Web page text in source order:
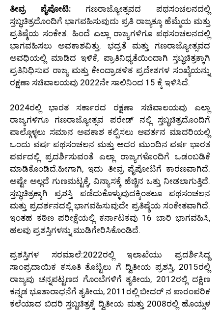
ತೀವ್ರ ಪೈಪೋಟಿ:ಗಣರಾಜ್ಯೋತ್ಸವದ ಪಥಸಂಚಲನದಲ್ಲಿ
ಸ್ತಬ್ಧಚಿತ್ರದೊಂದಿಗೆ ಭಾಗವಹಿಸುವುದು ಪ್ರತಿ ರಾಜ್ಯಕ್ಕೂ ಹೆಮ್ಮೆಯ ಮತ್ತು
ಪ್ರತಿಷ್ಠೆಯ ಸಂಕೇತ. ಹಿಂದೆ ಎಲ್ಲಾ ರಾಜ್ಯಗಳಿಗೂ ಪಥಸಂಚಲನದಲ್ಲಿ
ಭಾಗವಹಿಸಲು ಅವಕಾಶವಿತ್ತು. ಭದ್ರತೆ ಮತ್ತು ಗಣರಾಜ್ಯೋತ್ಸವದ
ಅವಧಿಯಲ್ಲಿ ಮಾಡಿದ ಇಳಿಕೆ, ಪ್ರಾತಿನಿಧ್ಯತೆಯಿಂದಾಗಿ ಸ್ತಬ್ಧಚಿತ್ರಕ್ಕಾಗಿ
ಪ್ರತಿನಿಧಿಸುವ ರಾಜ್ಯ ಮತ್ತು ಕೇಂದ್ರಾಡಳಿತ ಪ್ರದೇಶಗಳ ಸಂಖ್ಯೆಯನ್ನು
ರಕ್ಷಣಾ ಸಚಿವಾಲಯವು 2022ನೇ ಸಾಲಿನಿಂದ 15 ಕ್ಕೆ ಇಳಿಸಿದೆ.
2024ರಲ್ಲಿ ಭಾರತ ಸರ್ಕಾರದ ರಕ್ಷಣಾ ಸಚಿವಾಲಯವು ಎಲ್ಲಾ
ರಾಜ್ಯಗಳಿಗೂ ಗಣರಾಜ್ಯೋತ್ಸವ ಪರೇಡ್ ನಲ್ಲಿ ಸ್ತಬ್ಧಚಿತ್ರದೊಂದಿಗೆ
ಪಾಲ್ಗೊಳ್ಳಲು ಸಮಾನ ಅವಕಾಶ ಕಲ್ಪಿಸಲು ಆವರ್ತನ ಮಾದರಿಯಲ್ಲಿ
ಒಂದು ವರ್ಷ ಪಥಸಂಚಲನ ಮತ್ತು ಅದರ ಮುಂದಿನ ವರ್ಷ ಭಾರತ
ಪರ್ವದಲ್ಲಿ ಪ್ರದರ್ಶಿಸುವಂತೆ ಎಲ್ಲಾ ರಾಜ್ಯಗಳೊಂದಿಗೆ ಒಡಂಬಡಿಕೆ
ಮಾಡಿಕೊಂಡಿದೆ.ಹೀಗಾಗಿ, ಇದು ತೀವ್ರ ಪೈಪೋಟಿಗೆ ಕಾರಣವಾಗಿದೆ.
ಅಷ್ಟೇ ಅಲ್ಲದೆ ಗುಣಮಟ್ಟಕ್ಕೆ, ವಿನ್ಯಾಸಕ್ಕೆ ಹೆಚ್ಚಿನ ಒತ್ತು ನೀಡಲಾಗುತ್ತಿದೆ.
ಸ್ತಬ್ಧಚಿತ್ರಕ್ಕಾಗಿ ಪ್ರಶಸ್ತಿ ಪಡೆದುಕೊಳ್ಳುವುದಕ್ಕಿಂತಲೂ ಪಥಸಂಚಲನ
ಮತ್ತು ಪ್ರದರ್ಶನದಲ್ಲಿ ಭಾಗವಹಿಸುವುದೇ ಪ್ರತಿಷ್ಠೆಯ ಸಂಕೇತವಾಗಿದೆ.
ಇಂತಹ ಕಠಿಣ ಪರೀಕ್ಷೆಯಲ್ಲಿ ಕರ್ನಾಟಕವು 16 ಬಾರಿ ಭಾಗವಹಿಸಿ,
ಹಲವು ಪ್ರಶಸ್ತಿಗಳನ್ನು ಮುಡಿಗೇರಿಸಿಕೊಂಡಿದೆ.
ಪ್ರಶಸ್ತಿಗಳ ಸರಮಾಲೆ:2022ರಲ್ಲಿ ಇಲಾಖೆಯು ಪ್ರದರ್ಶಿಸಿದ್ದ
ಸಾಂಪ್ರದಾಯಿಕ ಕಸೂತಿ ತೊಟ್ಟಿಲು ಗೆ ದ್ವಿತೀಯ ಪ್ರಶಸ್ತಿ, 2015ರಲ್ಲಿ
ರಾಜ್ಯವು ಚನ್ನಪಟ್ಟಣದ ಗೊಂಬೆಗಳಿಗೆ ತೃತೀಯ, 2012ರಲ್ಲಿ ದಕ್ಷಿಣ
ಕನ್ನಡ ಭೂತಾರಾಧನೆಗೆ ತೃತೀಯ, 2011ರಲ್ಲಿ ಬೀದರ್ ನ ಪಾರಂಪರಿಕ
ಕಲೆಯಾದ ಬಿದರಿ ಸ್ತಬ್ಧಚಿತ್ರಕ್ಕೆ ದ್ವಿತೀಯ ಮತ್ತು 2008ರಲ್ಲಿ ಹೊಯ್ಸಳ